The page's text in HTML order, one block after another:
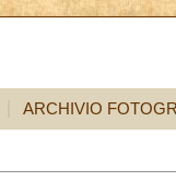
ARCHIVIO